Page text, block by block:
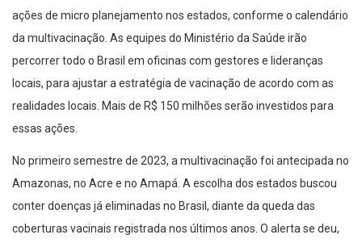
ações de micro planejamento nos estados, conforme o calendário
da multivacinação. As equipes do Ministério da Saúde irão
percorrer todo o Brasil em oficinas com gestores e lideranças
locais, para ajustar a estratégia de vacinação de acordo com as
realidades locais. Mais de R$ 150 milhões serão investidos para
essas ações.
No primeiro semestre de 2023, a multivacinação foi antecipada no
Amazonas, no Acre e no Amapá. A escolha dos estados buscou
conter doenças já eliminadas no Brasil, diante da queda das
coberturas vacinais registrada nos últimos anos. O alerta se deu,